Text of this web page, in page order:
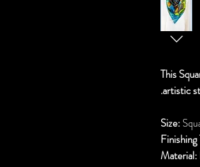
This
artistic
Size:
Material: